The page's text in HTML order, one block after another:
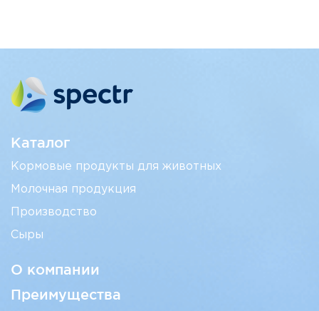
Каталог
Кормовые продукты для животных
Молочная продукция
Производство
Сыры
О компании
Преимущества